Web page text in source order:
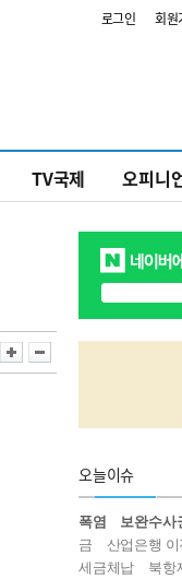
로그인 회원
TV국제 오피니
오늘이슈
폭염 보완수사
금
산업은행 이
세금체납
북항